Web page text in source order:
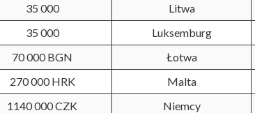
35 000 Litwa
35 000 Luksemburg
70 000 BGN Łotwa
270 000 HRK Malta
1140 000 CZK Niemcy